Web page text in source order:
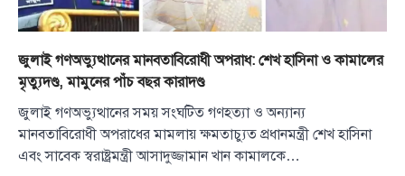
জুলাই গণঅভ্যুত্থানের মানবতাবিরোধী অপরাধ: শেখ হাসিনা ও কামালের
মৃত্যুদণ্ড, মামুনের পাঁচ বছর কারাদণ্ড
জুলাই গণঅভ্যুত্থানের সময় সংঘটিত গণহত্যা ও অন্যান্য
মানবতাবিরোধী অপরাধের মামলায় ক্ষমতাচ্যুত প্রধানমন্ত্রী শেখ হাসিনা
এবং সাবেক স্বরাষ্ট্রমন্ত্রী আসাদুজ্জামান খান কামালকে…